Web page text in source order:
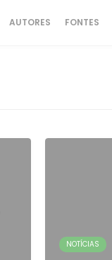
AUTORES FONTES
NOTÍCIAS